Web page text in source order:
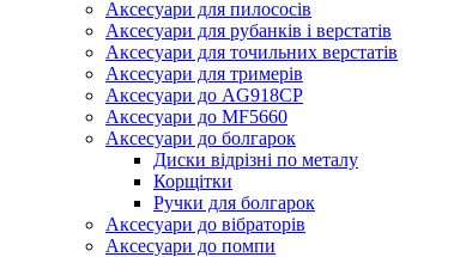
Аксесуари для пилососів
Аксесуари для рубанків і верстатів
Аксесуари для точильних верстатів
Аксесуари для тримерів
Аксесуари до AG918CP
Аксесуари до MF5660
Аксесуари до болгарок
Диски відрізні по металу
Корщітки
Ручки для болгарок
Аксесуари до вібраторів
Аксесуари до помпи